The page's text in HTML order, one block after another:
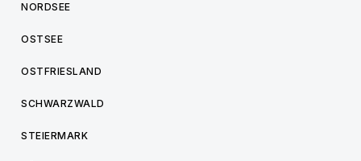
NORDSEE
OSTSEE
OSTFRIESLAND
SCHWARZWALD
STEIERMARK